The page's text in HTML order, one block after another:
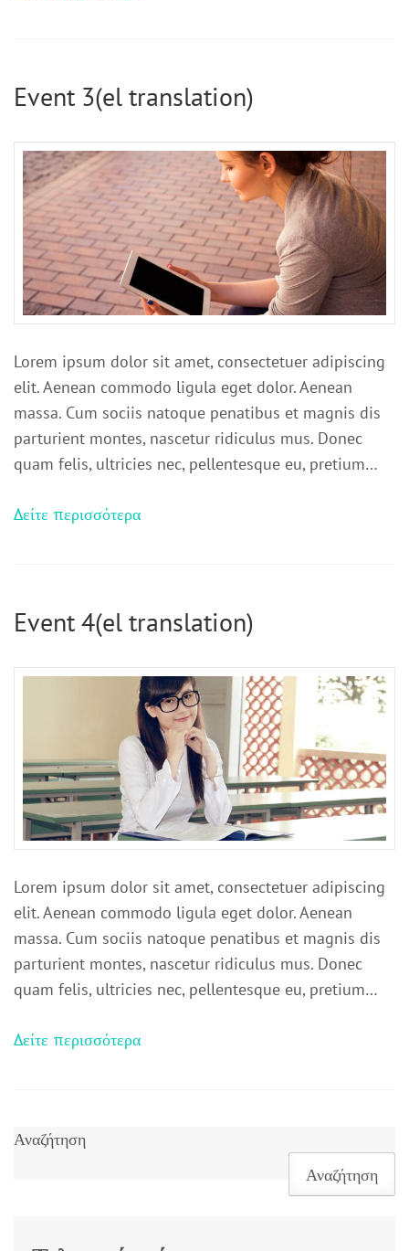
Event 3(el translation)
Lorem ipsum dolor sit amet, consectetuer adipiscing
elit. Aenean commodo ligula eget dolor. Aenean
massa. Cum sociis natoque penatibus et magnis dis
parturient montes, nascetur ridiculus mus. Donec
quam felis, ultricies nec, pellentesque eu, pretium…
Δείτε περισσότερα
Event 4(el translation)
Lorem ipsum dolor sit amet, consectetuer adipiscing
elit. Aenean commodo ligula eget dolor. Aenean
massa. Cum sociis natoque penatibus et magnis dis
parturient montes, nascetur ridiculus mus. Donec
quam felis, ultricies nec, pellentesque eu, pretium…
Δείτε περισσότερα
Αναζήτηση
Αναζήτηση